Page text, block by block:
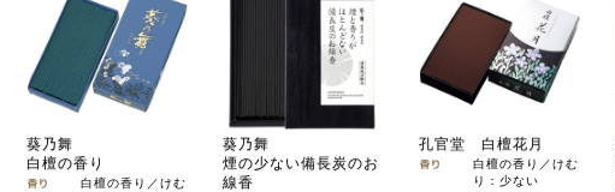
葵乃舞
白檀の香り
白檀の香り／けむ
葵乃舞
煙の少ない備長炭のお
線香
孔官堂 白檀花月
白檀の香り／けむ
り：少ない